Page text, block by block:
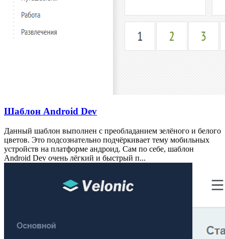
Шаблон Android Dev
Данный шаблон выполнен с преобладанием зелёного и белого
цветов. Это подсознательно подчёркивает тему мобильных
устройств на платформе андроид. Сам по себе, шаблон
Android Dev очень лёгкий и быстрый п...